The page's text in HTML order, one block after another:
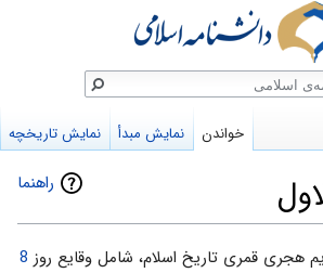
راهنما
هجری قمری تاریخ اسلام، شامل وقایع روز 8
خواندن نمایش مبدأ نمایش تاریخچه